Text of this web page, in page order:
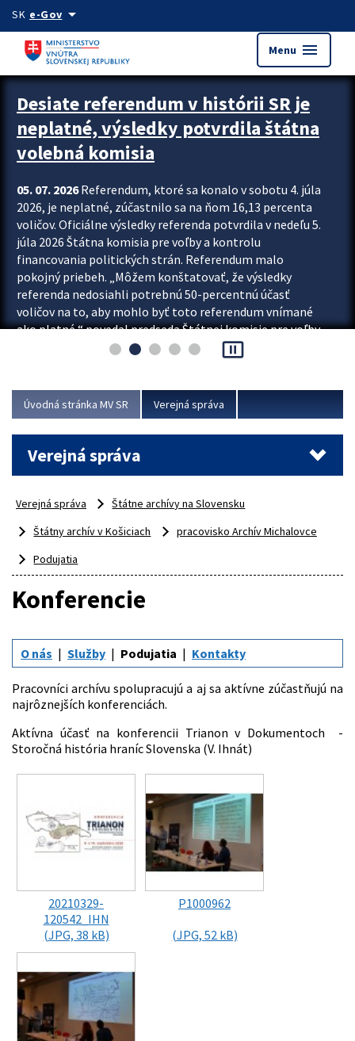
Preskocit na hlavný obsah
SK e-Govarrow_drop_down
Menu menu
Zastavit automatický posun upútavok
Desiate referendum v histórii SR je
neplatné, výsledky potvrdila štátna
volebná komisia
05. 07. 2026Referendum, ktoré sa konalo v sobotu 4. júla
2026, je neplatné, zúčastnilo sa na ňom 16,13 percenta
voličov. Oficiálne výsledky referenda potvrdila v nedeľu 5.
júla 2026 Štátna komisia pre voľby a kontrolu
financovania politických strán. Referendum malo
pokojný priebeh. „Môžem konštatovať, že výsledky
referenda nedosiahli potrebnú 50-percentnú účasť
voličov na to, aby mohlo byť toto referendum vnímané
ako platné,“ povedal predseda Štátnej komisie pre voľby
a kontrolu financovania politických...
pause_presentation
Úvodná stránka MV SR Verejná správa
Verejná správa
Verejná správa
Štátne archívy na Slovensku
Štátny archív v Košiciach
pracovisko Archív Michalovce
Podujatia
Konferencie
O nás Služby Podujatia Kontakty
Pracovníci archívu spolupracujú a aj sa aktívne zúčastňujú na
najrôznejších konferenciách.
Aktívna účasť na konferencii Trianon v Dokumentoch -
Storočná história hraníc Slovenska (V. Ihnát)
20210329-
120542_IHN
(JPG, 38 kB)
P1000962
(JPG, 52 kB)